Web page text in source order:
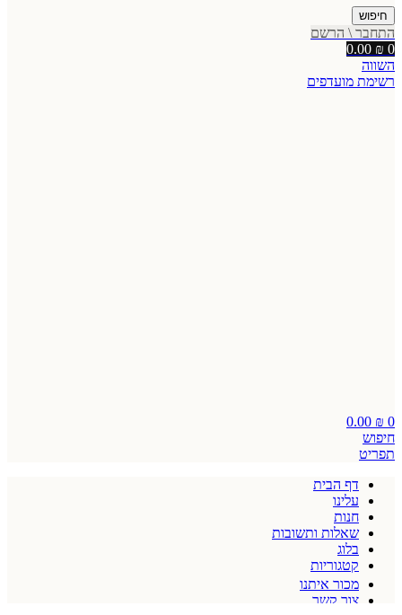
חיפוש
התחבר \ הרשם
0
0.00 ₪
השווה
רשימת מועדפים
0
0.00 ₪
חיפוש
תפריט
דף הבית
עלינו
חנות
שאלות ותשובות
בלוג
קטגוריות
מכור איתנו
צור קשר